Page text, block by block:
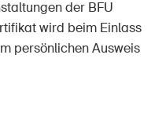
der BFU
wird beim Einlass
persönlichen Ausweis